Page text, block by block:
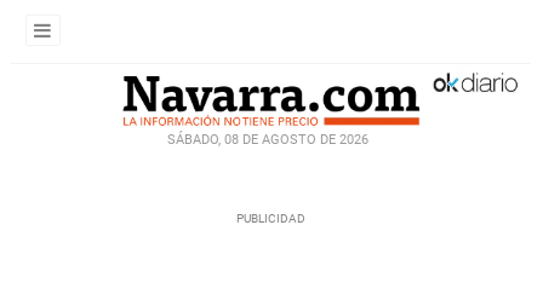
SÁBADO, 08 DE AGOSTO DE 2026